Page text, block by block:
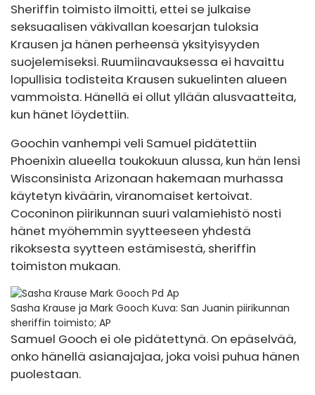
Sheriffin toimisto ilmoitti, ettei se julkaise
seksuaalisen väkivallan koesarjan tuloksia
Krausen ja hänen perheensä yksityisyyden
suojelemiseksi. Ruumiinavauksessa ei havaittu
lopullisia todisteita Krausen sukuelinten alueen
vammoista. Hänellä ei ollut yllään alusvaatteita,
kun hänet löydettiin.
Goochin vanhempi veli Samuel pidätettiin
Phoenixin alueella toukokuun alussa, kun hän lensi
Wisconsinista Arizonaan hakemaan murhassa
käytetyn kiväärin, viranomaiset kertoivat.
Coconinon piirikunnan suuri valamiehistö nosti
hänet myöhemmin syytteeseen yhdestä
rikoksesta syytteen estämisestä, sheriffin
toimiston mukaan.
Sasha Krause ja Mark Gooch Kuva: San Juanin piirikunnan
sheriffin toimisto; AP
Samuel Gooch ei ole pidätettynä. On epäselvää,
onko hänellä asianajajaa, joka voisi puhua hänen
puolestaan.